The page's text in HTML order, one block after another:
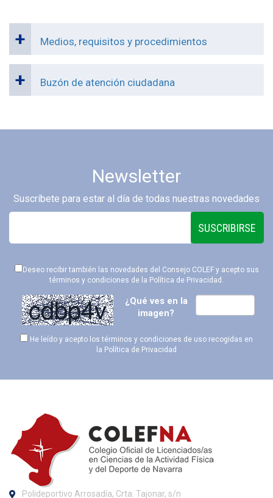
Medios, requisitos y procedimientos
Buzón de atención ciudadana
Newsletter
Suscríbete para estar al día de todas nuestras novedades
SUSCRIBIRSE
Deseo recibir también las novedades del Consejo COLEF y acepto sus
términos y condiciones de la Política de Privacidad .
¿Qué ves en la
imagen?
He leído y acepto los términos y condiciones de uso recogidas en
la Política de Privacidad
Polideportivo Arrosadía, Crta. Tajonar, s/n